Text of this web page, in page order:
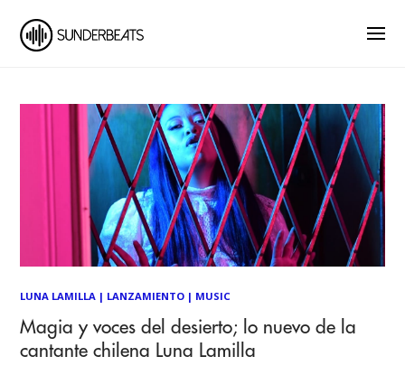
LUNA LAMILLA | LANZAMIENTO | MUSIC
Magia y voces del desierto; lo nuevo de la
cantante chilena Luna Lamilla